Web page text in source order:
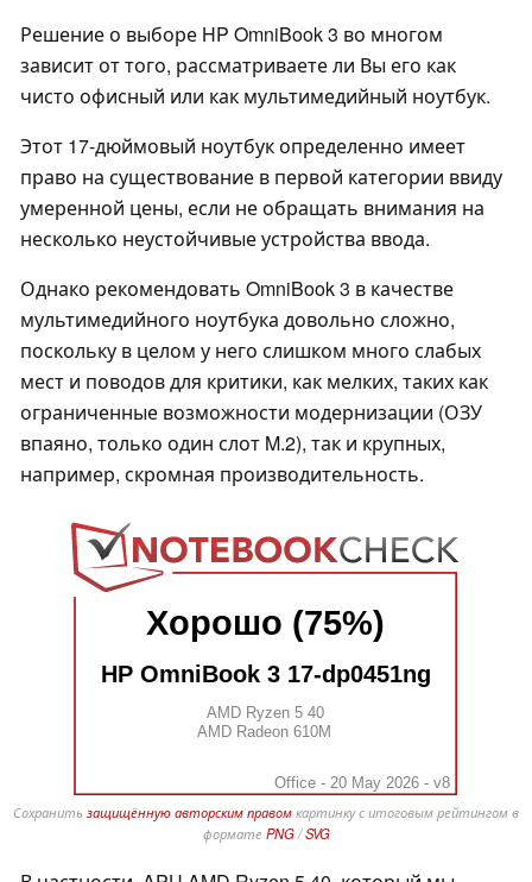
Решение о выборе HP OmniBook 3 во многом
зависит от того, рассматриваете ли Вы его как
чисто офисный или как мультимедийный ноутбук.
Этот 17-дюймовый ноутбук определенно имеет
право на существование в первой категории ввиду
умеренной цены, если не обращать внимания на
несколько неустойчивые устройства ввода.
Однако рекомендовать OmniBook 3 в качестве
мультимедийного ноутбука довольно сложно,
поскольку в целом у него слишком много слабых
мест и поводов для критики, как мелких, таких как
ограниченные возможности модернизации (ОЗУ
впаяно, только один слот M.2), так и крупных,
например, скромная производительность.
Хорошо (75%)
HP OmniBook 3 17-dp0451ng
AMD Ryzen 5 40
AMD Radeon 610M
Office - 20 May 2026 - v8
Сохранить защищённую авторским правомкартинку с итоговым рейтингом в
формате PNG/SVG